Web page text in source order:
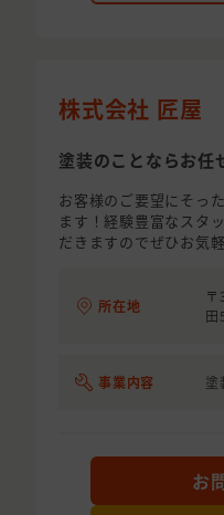
株式会社 匠屋
塗装のことならお任
お客様のご要望にそっ
ます！経験豊富なスタ
だきますのでぜひお気
所在地
田
事業内容 塗
お